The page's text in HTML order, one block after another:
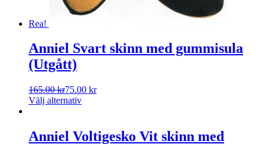
Rea!
Anniel Svart skinn med gummisula
(Utgått)
165.00kr75.00 kr
Välj alternativ
Anniel Voltigesko Vit skinn med